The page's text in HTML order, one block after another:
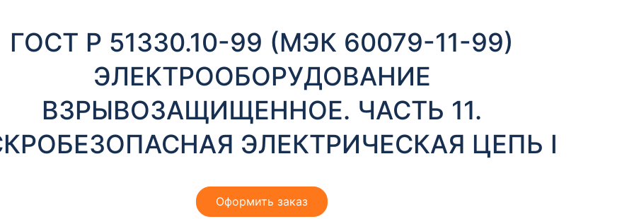
ГОСТ Р 51330.10-99 (МЭК 60079-11-99)
ЭЛЕКТРООБОРУДОВАНИЕ
ВЗРЫВОЗАЩИЩЕННОЕ. ЧАСТЬ 11.
ЭЛЕКТРИЧЕСКАЯ ЦЕПЬ I
Оформить заказ